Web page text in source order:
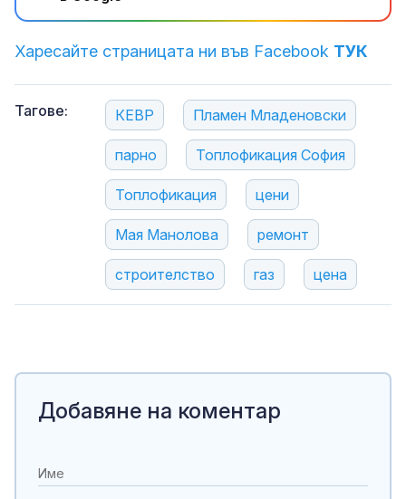
Харесайте страницата ни във Facebook ТУК
Тагове: КЕВР Пламен Младеновски
парно Топлофикация София
Топлофикация цени
Мая Манолова ремонт
строителство газ цена
Добавяне на коментар